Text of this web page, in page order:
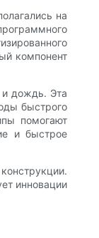
на
компонент
и дождь. Эта
быстрого
помогают
и быстрое
инновации